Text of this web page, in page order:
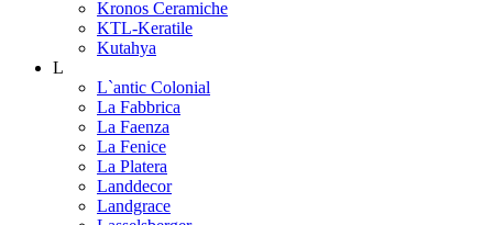
Kronos Ceramiche
KTL-Keratile
Kutahya
L
L`antic Colonial
La Fabbrica
La Faenza
La Fenice
La Platera
Landdecor
Landgrace